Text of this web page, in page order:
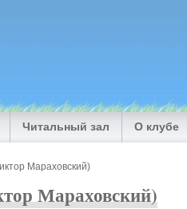
Читальный зал О клубе
Мараховский)
Мараховский)